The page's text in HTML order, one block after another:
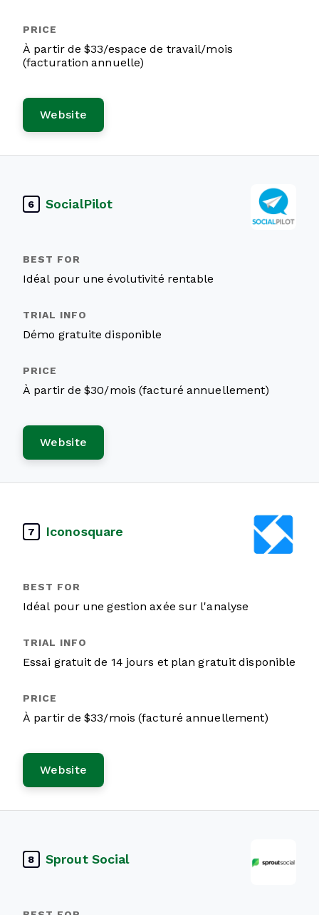
À partir de $33/espace de travail/mois
(facturation annuelle)
Website
6 SocialPilot
Idéal pour une évolutivité rentable
Démo gratuite disponible
À partir de $30/mois (facturé annuellement)
Website
7 Iconosquare
Idéal pour une gestion axée sur l'analyse
Essai gratuit de 14 jours et plan gratuit disponible
À partir de $33/mois (facturé annuellement)
Website
8 Sprout Social